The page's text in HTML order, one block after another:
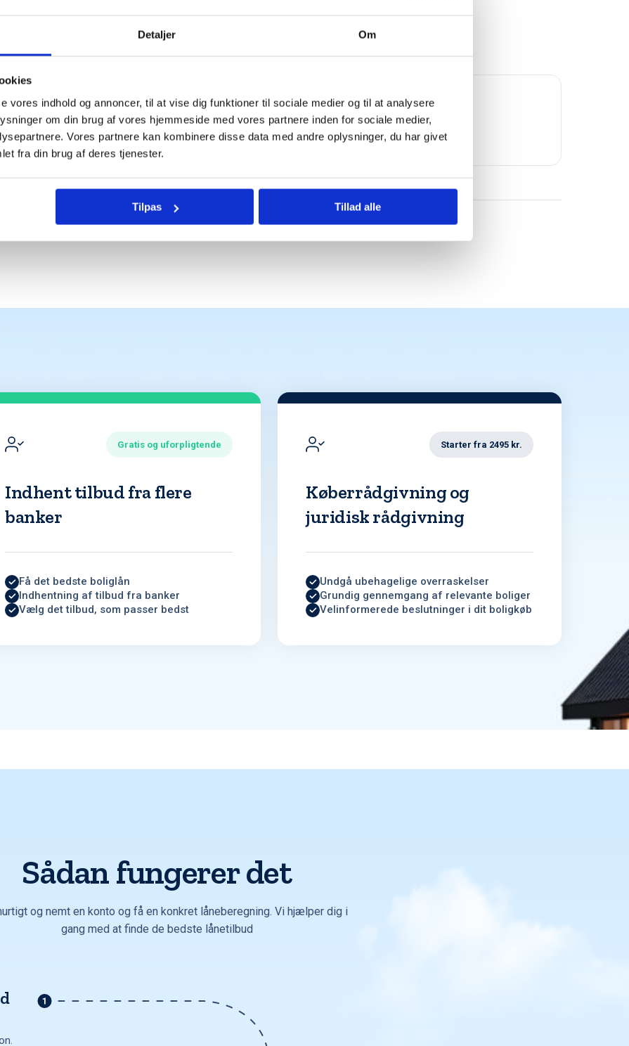
Detaljer Om
vores indhold og annoncer, til at vise dig funktioner til sociale medier og til at analysere
om din brug af vores hjemmeside med vores partnere inden for sociale medier,
Vores partnere kan kombinere disse data med andre oplysninger, du har givet
fra din brug af deres tjenester.
Tilpas Tillad alle
eneste der bruger Bomae
Trustpilot
Gratis og uforpligtende
Indhent tilbud fra flere
banker
Få det bedste boliglån
Indhentning af tilbud fra banker
Vælg det tilbud, som passer bedst
Starter fra 2495 kr.
Køberrådgivning og
juridisk rådgivning
Undgå ubehagelige overraskelser
Grundig gennemgang af relevante boliger
Velinformerede beslutninger i dit boligkøb
Sådan fungerer det
og nemt en konto og få en konkret låneberegning. Vi hjælper dig i
gang med at finde de bedste lånetilbud